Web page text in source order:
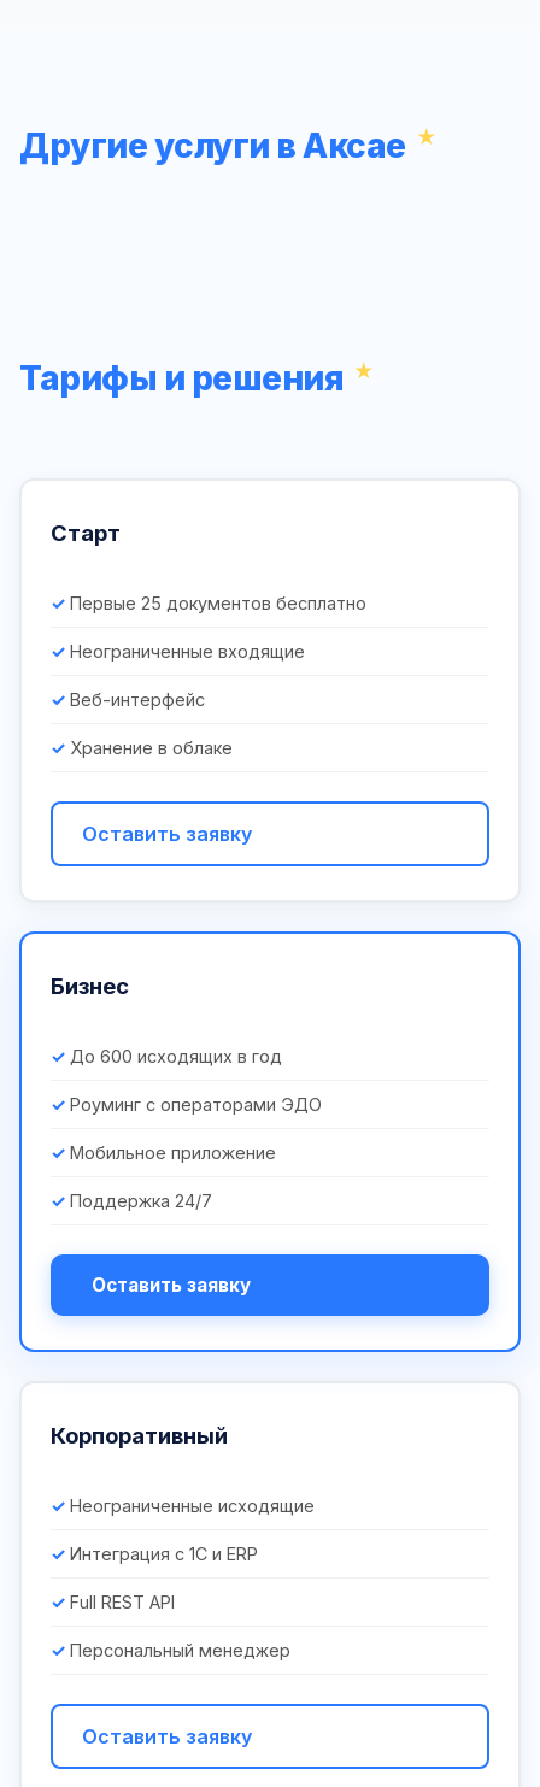
Другие услуги в Аксае
Тарифы и решения
Старт
Первые 25 документов бесплатно
Неограниченные входящие
Веб-интерфейс
Хранение в облаке
Оставить заявку
Бизнес
До 600 исходящих в год
Роуминг с операторами ЭДО
Мобильное приложение
Поддержка 24/7
Оставить заявку
Корпоративный
Неограниченные исходящие
Интеграция с 1С и ERP
Full REST API
Персональный менеджер
Оставить заявку